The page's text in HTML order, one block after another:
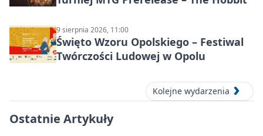
9 sierpnia 2026, 11:00
Święto Wzoru Opolskiego – Festiwal
Twórczości Ludowej w Opolu
Kolejne wydarzenia
Ostatnie Artykuły